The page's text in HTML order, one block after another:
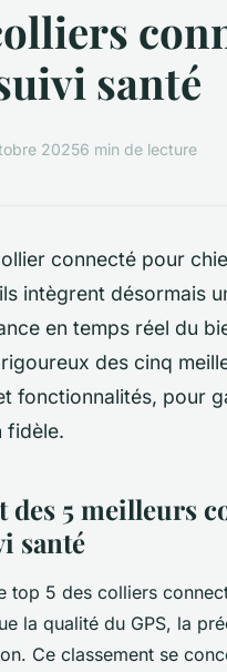
santé
20256 min de lecture
connecté pour
intègrent désormais
en temps réel du
des cinq
fonctionnalités, pour
fidèle.
des 5 meilleurs
santé
top 5 des colliers
la qualité du GPS, la
Ce classement se